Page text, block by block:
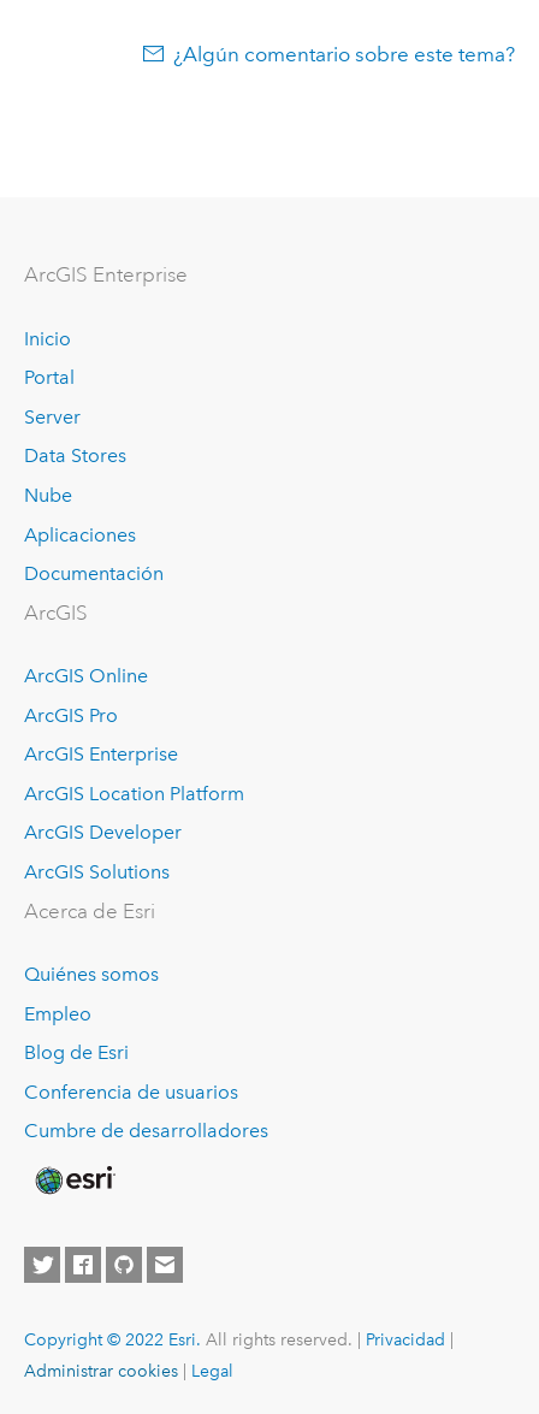
¿Algún comentario sobre este tema?
ArcGIS Enterprise
Inicio
Portal
Server
Data Stores
Nube
Aplicaciones
Documentación
ArcGIS
ArcGIS Online
ArcGIS Pro
ArcGIS Enterprise
ArcGIS Location Platform
ArcGIS Developer
ArcGIS Solutions
Acerca de Esri
Quiénes somos
Empleo
Blog de Esri
Conferencia de usuarios
Cumbre de desarrolladores
Copyright © 2022 Esri. All rights reserved. | Privacidad
Administrar cookies
Legal